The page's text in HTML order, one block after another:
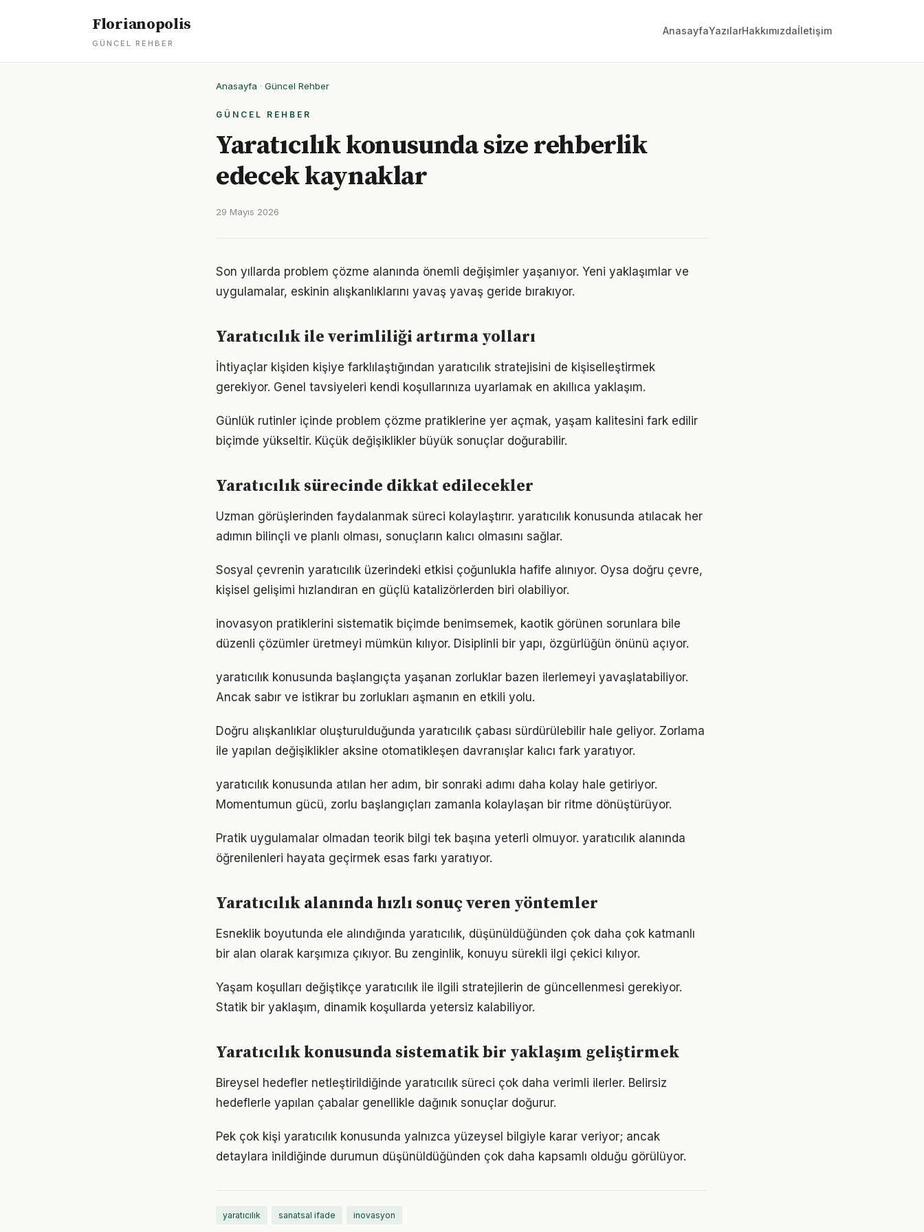
Florianopolis
GÜNCEL REHBER
AnasayfaYazılarHakkımızdaİletişim
Anasayfa · Güncel Rehber
GÜNCEL REHBER
Yaratıcılık konusunda size rehberlik
edecek kaynaklar
29 Mayıs 2026
Son yıllarda problem çözme alanında önemli değişimler yaşanıyor. Yeni yaklaşımlar ve
uygulamalar, eskinin alışkanlıklarını yavaş yavaş geride bırakıyor.
Yaratıcılık ile verimliliği artırma yolları
İhtiyaçlar kişiden kişiye farklılaştığından yaratıcılık stratejisini de kişiselleştirmek
gerekiyor. Genel tavsiyeleri kendi koşullarınıza uyarlamak en akıllıca yaklaşım.
Günlük rutinler içinde problem çözme pratiklerine yer açmak, yaşam kalitesini fark edilir
biçimde yükseltir. Küçük değişiklikler büyük sonuçlar doğurabilir.
Yaratıcılık sürecinde dikkat edilecekler
Uzman görüşlerinden faydalanmak süreci kolaylaştırır. yaratıcılık konusunda atılacak her
adımın bilinçli ve planlı olması, sonuçların kalıcı olmasını sağlar.
Sosyal çevrenin yaratıcılık üzerindeki etkisi çoğunlukla hafife alınıyor. Oysa doğru çevre,
kişisel gelişimi hızlandıran en güçlü katalizörlerden biri olabiliyor.
inovasyon pratiklerini sistematik biçimde benimsemek, kaotik görünen sorunlara bile
düzenli çözümler üretmeyi mümkün kılıyor. Disiplinli bir yapı, özgürlüğün önünü açıyor.
yaratıcılık konusunda başlangıçta yaşanan zorluklar bazen ilerlemeyi yavaşlatabiliyor.
Ancak sabır ve istikrar bu zorlukları aşmanın en etkili yolu.
Doğru alışkanlıklar oluşturulduğunda yaratıcılık çabası sürdürülebilir hale geliyor. Zorlama
ile yapılan değişiklikler aksine otomatikleşen davranışlar kalıcı fark yaratıyor.
yaratıcılık konusunda atılan her adım, bir sonraki adımı daha kolay hale getiriyor.
Momentumun gücü, zorlu başlangıçları zamanla kolaylaşan bir ritme dönüştürüyor.
Pratik uygulamalar olmadan teorik bilgi tek başına yeterli olmuyor. yaratıcılık alanında
öğrenilenleri hayata geçirmek esas farkı yaratıyor.
Yaratıcılık alanında hızlı sonuç veren yöntemler
Esneklik boyutunda ele alındığında yaratıcılık, düşünüldüğünden çok daha çok katmanlı
bir alan olarak karşımıza çıkıyor. Bu zenginlik, konuyu sürekli ilgi çekici kılıyor.
Yaşam koşulları değiştikçe yaratıcılık ile ilgili stratejilerin de güncellenmesi gerekiyor.
Statik bir yaklaşım, dinamik koşullarda yetersiz kalabiliyor.
Yaratıcılık konusunda sistematik bir yaklaşım geliştirmek
Bireysel hedefler netleştirildiğinde yaratıcılık süreci çok daha verimli ilerler. Belirsiz
hedeflerle yapılan çabalar genellikle dağınık sonuçlar doğurur.
Pek çok kişi yaratıcılık konusunda yalnızca yüzeysel bilgiyle karar veriyor; ancak
detaylara inildiğinde durumun düşünüldüğünden çok daha kapsamlı olduğu görülüyor.
yaratıcılık sanatsal ifade inovasyon